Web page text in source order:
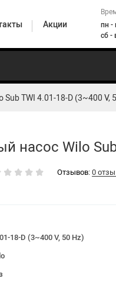
Акции
пн -
сб -
Погружные
колодцев
TWI 4.01-18-D (3~400 V,
насос Wilo
Отзывов: 0
18-D (3~400 V, 50 Hz)